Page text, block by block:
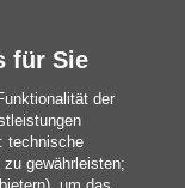
für Sie
der
technische
gewährleisten;